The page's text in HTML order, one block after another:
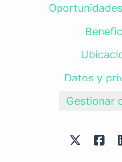
Datos y
Gestionar